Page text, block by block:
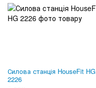
Силова станція HouseFit HG
2226